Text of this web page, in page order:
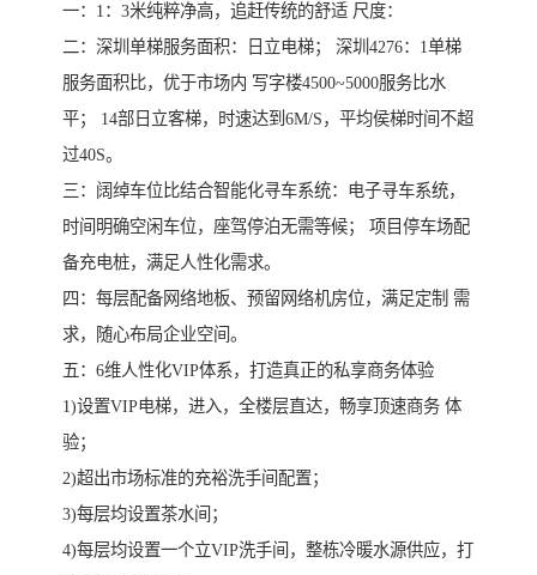
一：1：3米纯粹净高，追赶传统的舒适 尺度：
二：深圳单梯服务面积：日立电梯； 深圳4276：1单梯
服务面积比，优于市场内 写字楼4500~5000服务比水
平； 14部日立客梯，时速达到6M/S，平均侯梯时间不超
过40S。
三：阔绰车位比结合智能化寻车系统：电子寻车系统，
时间明确空闲车位，座驾停泊无需等候； 项目停车场配
备充电桩，满足人性化需求。
四：每层配备网络地板、预留网络机房位，满足定制 需
求，随心布局企业空间。
五：6维人性化VIP体系，打造真正的私享商务体验
1)设置VIP电梯，进入，全楼层直达，畅享顶速商务 体
验；
2)超出市场标准的充裕洗手间配置；
3)每层均设置茶水间；
4)每层均设置一个立VIP洗手间，整栋冷暖水源供应，打